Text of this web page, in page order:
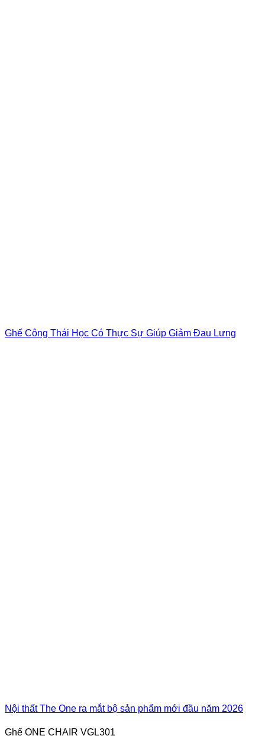
Ghế Công Thái Học Có Thực Sự Giúp Giảm Đau Lưng
Nội thất The One ra mắt bộ sản phẩm mới đầu năm 2026
Ghế ONE CHAIR VGL301